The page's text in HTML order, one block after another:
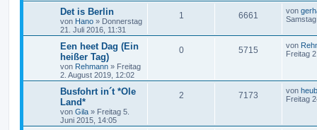
Det is Berlin
von Hano » Donnerstag
21. Juli 2016, 11:31
1 6661 von
Een heet Dag (Ein
heißer Tag)
von Rehmann » Freitag
2. August 2019, 12:02
0 5715 von
Freitag
Busfohrt in´t *Ole
Land*
von Gila » Freitag 5.
Juni 2015, 14:05
2 7173 von
Freitag